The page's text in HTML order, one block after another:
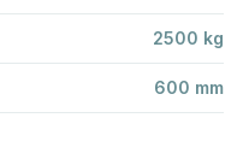
2500 kg
600 mm